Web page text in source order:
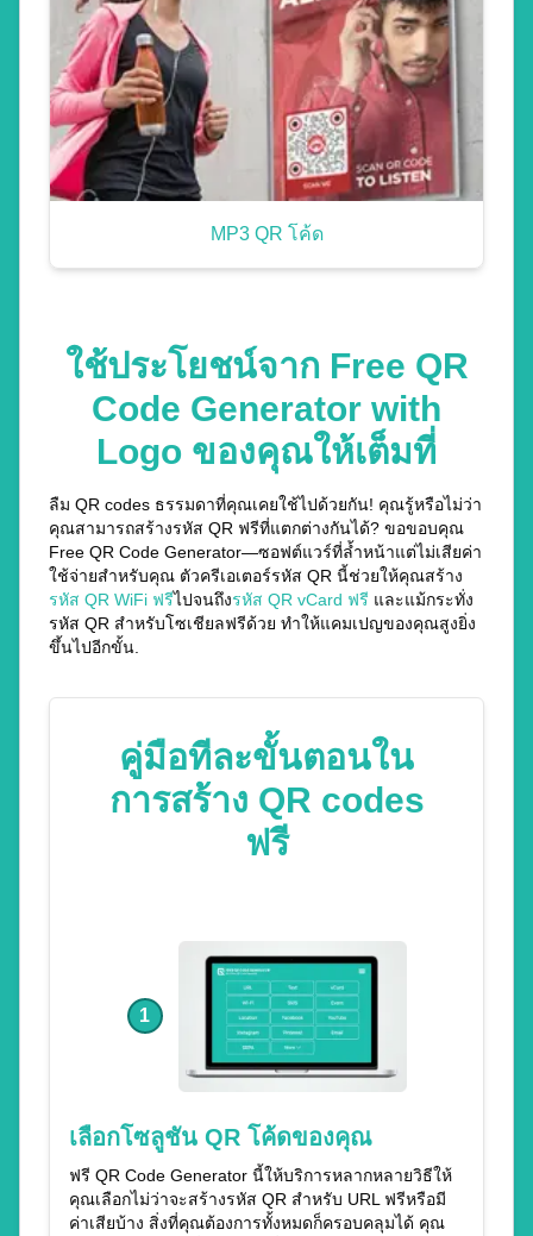
MP3 QR โค้ด
ใช้ประโยชน์จาก Free QR
Code Generator with
Logo ของคุณให้เต็มที่
ลืม QR codes ธรรมดาที่คุณเคยใช้ไปด้วยกัน! คุณรู้หรือไม่ว่า
คุณสามารถสร้างรหัส QR ฟรีที่แตกต่างกันได้? ขอขอบคุณ
Free QR Code Generator—ซอฟต์แวร์ที่ล้ำหน้าแต่ไม่เสียค่า
ใช้จ่ายสำหรับคุณ ตัวครีเอเตอร์รหัส QR นี้ช่วยให้คุณสร้าง
รหัส QR WiFi ฟรีไปจนถึงรหัส QR vCard ฟรี และแม้กระทั่ง
รหัส QR สำหรับโซเชียลฟรีด้วย ทำให้แคมเปญของคุณสูงยิ่ง
ขึ้นไปอีกขั้น.
คู่มือทีละขั้นตอนใน
การสร้าง QR codes
ฟรี
1
เลือกโซลูชัน QR โค้ดของคุณ
ฟรี QR Code Generator นี้ให้บริการหลากหลายวิธีให้
คุณเลือกไม่ว่าจะสร้างรหัส QR สำหรับ URL ฟรีหรือมี
ค่าเสียบ้าง สิ่งที่คุณต้องการทั้งหมดก็ครอบคลุมได้ คุณ